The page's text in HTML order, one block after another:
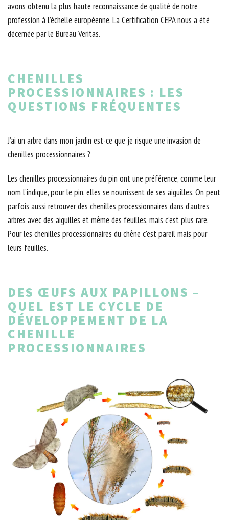
avons obtenu la plus haute reconnaissance de qualité de notre
profession à l’échelle européenne. La Certification CEPA nous a été
décernée par le Bureau Veritas.
CHENILLES
PROCESSIONNAIRES : LES
QUESTIONS FRÉQUENTES
J’ai un arbre dans mon jardin est-ce que je risque une invasion de
chenilles processionnaires ?
Les chenilles processionnaires du pin ont une préférence, comme leur
nom l’indique, pour le pin, elles se nourrissent de ses aiguilles. On peut
parfois aussi retrouver des chenilles processionnaires dans d’autres
arbres avec des aiguilles et même des feuilles, mais c’est plus rare.
Pour les chenilles processionnaires du chêne c'est pareil mais pour
leurs feuilles.
DES ŒUFS AUX PAPILLONS –
QUEL EST LE CYCLE DE
DÉVELOPPEMENT DE LA
CHENILLE
PROCESSIONNAIRES